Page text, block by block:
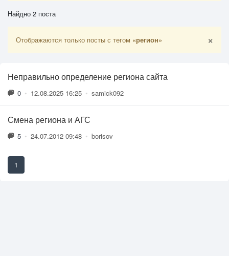
Найдно 2 поста
Отображаются только посты с тегом «регион» ×
Неправильно определение региона сайта
0 • 12.08.2025 16:25 • samick092
Смена региона и АГС
5 • 24.07.2012 09:48 • borisov
1